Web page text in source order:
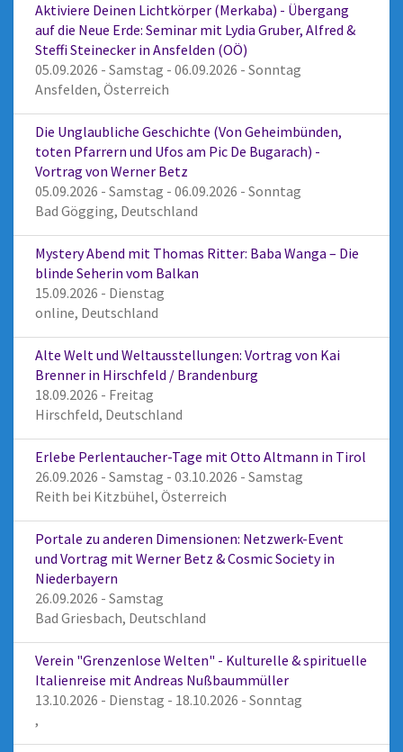
Aktiviere Deinen Lichtkörper (Merkaba) - Übergang
auf die Neue Erde: Seminar mit Lydia Gruber, Alfred &
Steffi Steinecker in Ansfelden (OÖ)
05.09.2026 - Samstag - 06.09.2026 - Sonntag
Ansfelden, Österreich
Die Unglaubliche Geschichte (Von Geheimbünden,
toten Pfarrern und Ufos am Pic De Bugarach) -
Vortrag von Werner Betz
05.09.2026 - Samstag - 06.09.2026 - Sonntag
Bad Gögging, Deutschland
Mystery Abend mit Thomas Ritter: Baba Wanga – Die
blinde Seherin vom Balkan
15.09.2026 - Dienstag
online, Deutschland
Alte Welt und Weltausstellungen: Vortrag von Kai
Brenner in Hirschfeld / Brandenburg
18.09.2026 - Freitag
Hirschfeld, Deutschland
Erlebe Perlentaucher-Tage mit Otto Altmann in Tirol
26.09.2026 - Samstag - 03.10.2026 - Samstag
Reith bei Kitzbühel, Österreich
Portale zu anderen Dimensionen: Netzwerk-Event
und Vortrag mit Werner Betz & Cosmic Society in
Niederbayern
26.09.2026 - Samstag
Bad Griesbach, Deutschland
Verein "Grenzenlose Welten" - Kulturelle & spirituelle
Italienreise mit Andreas Nußbaummüller
13.10.2026 - Dienstag - 18.10.2026 - Sonntag
,